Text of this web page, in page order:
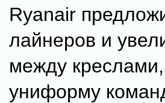
Ryanair
лайнеров и
между
униформу